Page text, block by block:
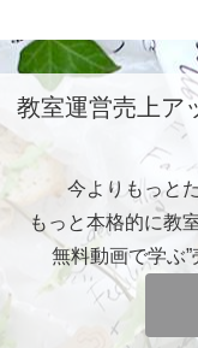
教室運営売上ア
今よりもっと
もっと本格的に教
無料動画で学ぶ”